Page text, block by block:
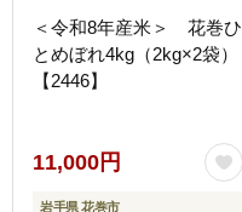
＜令和8年産米＞ 花巻ひ
とめぼれ4kg（2kg×2袋）
【2446】
11,000円
岩手県 花巻市